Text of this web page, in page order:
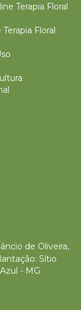
Terapia Floral
Floral
de Oliveira,
Sítio
- MG